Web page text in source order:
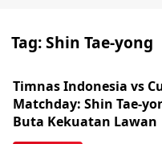
Tag:Shin Tae-yong
Timnas Indonesia vs
Matchday: Shin Tae-
Buta Kekuatan Lawan